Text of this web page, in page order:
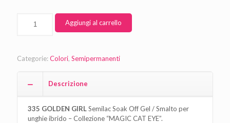
Aggiungi al carrello
Categorie:Colori, Semipermanenti
Descrizione
335 GOLDEN GIRLSemilac Soak Off Gel / Smalto per
unghie ibrido – Collezione “MAGIC CAT EYE”.